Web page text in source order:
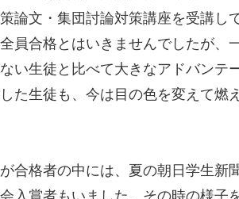
論文・集団討論対策講座を受講し
員合格とはいきませんでしたが、
い生徒と比べて大きなアドバンテ
た生徒も、今は目の色を変えて燃
合格者の中には、夏の朝日学生新
入賞者もいました。その時の様子